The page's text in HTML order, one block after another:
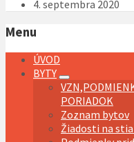
4. septembra 2020
Menu
ÚVOD
BYTY
PORIADOK
Zoznam bytov
Žiadosti na